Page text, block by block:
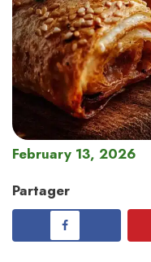
February 13, 2026
Partager